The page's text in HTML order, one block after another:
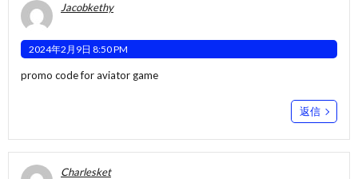
Jacobkethy
2024年2月9日 8:50 PM
promo code for aviator game
返信
Charlesket